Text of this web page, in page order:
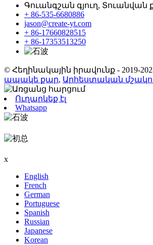
Գուանգշան գյուղ,
+ 86-535-6680886
jason@create-yt.com
+ 86-17660828515
+ 86-17353513250
© Հեղինակային իրավունք - 2019-
ապակե քար, Արհեստական
Ուղարկեք էլ
Whatsapp
x
English
French
German
Portuguese
Spanish
Russian
Japanese
Korean